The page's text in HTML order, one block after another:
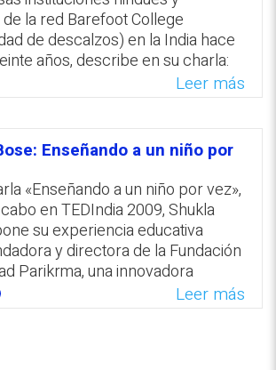
en menor escala. Estudios
que estado de
la mayor tasa de mejora
nivel nacional.
la red Barefoot College
de descalzos) en la India hace
años, describe en su charla:
de un movimiento de descalzos»
de creación de instituciones
rurales enfocadas en los
significativos para las
carentes de recursos
Facebook
Twitter
Email
Leer más
Enseñando a un niño por
«Enseñando a un niño por vez»,
en TEDIndia 2009, Shukla
su experiencia educativa
y directora de la Fundación
Parikrma, una innovadora
sin fines de lucro que ofrece a
marginados de la India la
Leer más